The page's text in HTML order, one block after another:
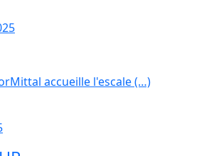
accueille l'escale (…)